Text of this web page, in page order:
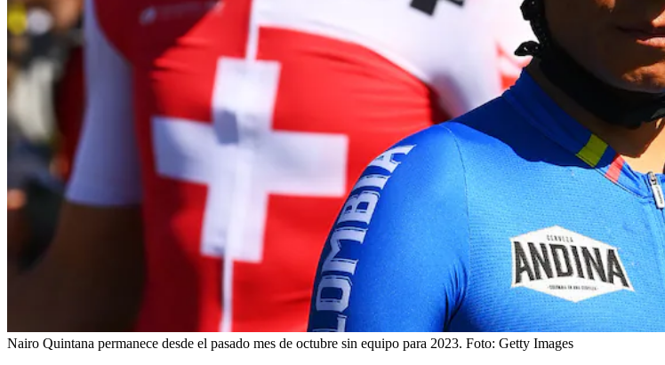
Nairo Quintana permanece desde el pasado mes de octubre sin equipo para 2023. Foto: Getty Images